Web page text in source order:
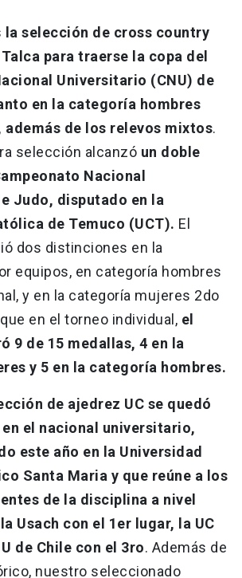
la selección de cross country
para traerse la copa del
Universitario (CNU) de
en la categoría hombres
además de los relevos mixtos.
selección alcanzó un doble
Nacional
Judo, disputado en la
de Temuco (UCT). El
dos distinciones en la
equipos, en categoría hombres
y en la categoría mujeres 2do
en el torneo individual, el
9 de 15 medallas, 4 en la
y 5 en la categoría hombres.
de ajedrez UC se quedó
en el nacional universitario,
este año en la Universidad
Santa Maria y que reúne a los
de la disciplina a nivel
Usach con el 1er lugar, la UC
de Chile con el 3ro. Además de
nuestro seleccionado